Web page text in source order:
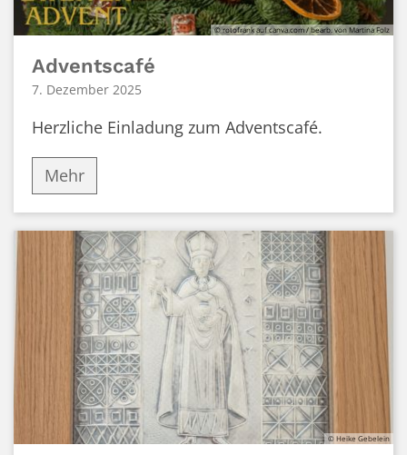
© rotofrank auf canva.com / bearb. von Martina Folz
Adventscafé
7. Dezember 2025
Herzliche Einladung zum Adventscafé.
Mehr
© Heike Gebelein